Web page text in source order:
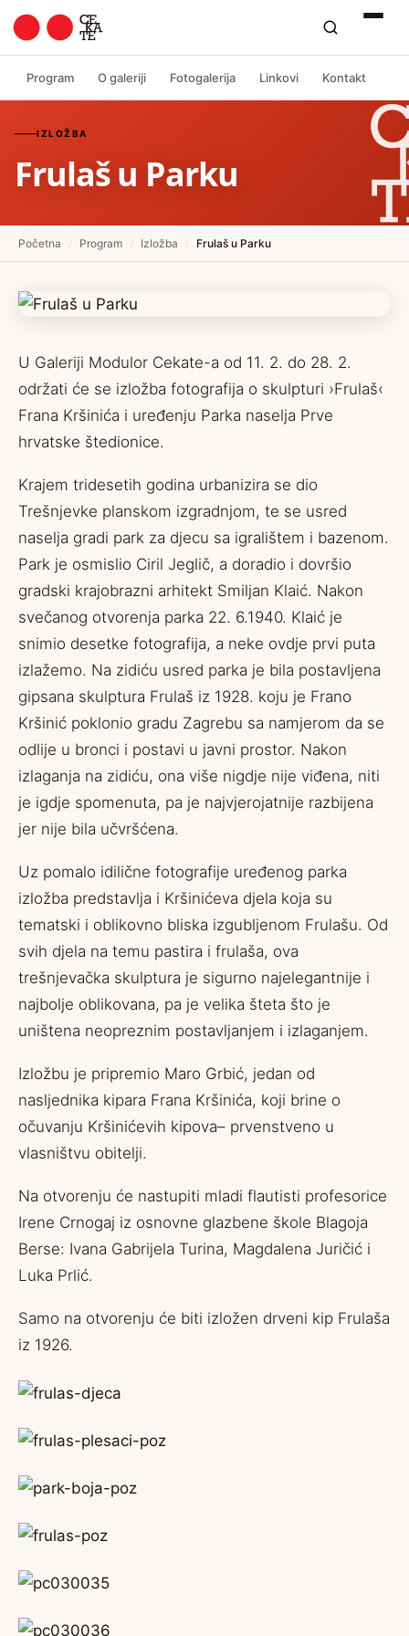
Program O galeriji Fotogalerija Linkovi Kontakt
IZLOŽBA
Frulaš u Parku
Početna Program Izložba Frulaš u Parku
U Galeriji Modulor Cekate-a od 11. 2. do 28. 2.
održati će se izložba fotografija o skulpturi ›Frulaš‹
Frana Kršinića i uređenju Parka naselja Prve
hrvatske štedionice.
Krajem tridesetih godina urbanizira se dio
Trešnjevke planskom izgradnjom, te se usred
naselja gradi park za djecu sa igralištem i bazenom.
Park je osmislio Ciril Jeglič, a doradio i dovršio
gradski krajobrazni arhitekt Smiljan Klaić. Nakon
svečanog otvorenja parka 22. 6.1940. Klaić je
snimio desetke fotografija, a neke ovdje prvi puta
izlažemo. Na zidiću usred parka je bila postavljena
gipsana skulptura Frulaš iz 1928. koju je Frano
Kršinić poklonio gradu Zagrebu sa namjerom da se
odlije u bronci i postavi u javni prostor. Nakon
izlaganja na zidiću, ona više nigdje nije viđena, niti
je igdje spomenuta, pa je najvjerojatnije razbijena
jer nije bila učvršćena.
Uz pomalo idilične fotografije uređenog parka
izložba predstavlja i Kršinićeva djela koja su
tematski i oblikovno bliska izgubljenom Frulašu. Od
svih djela na temu pastira i frulaša, ova
trešnjevačka skulptura je sigurno najelegantnije i
najbolje oblikovana, pa je velika šteta što je
uništena neopreznim postavljanjem i izlaganjem.
Izložbu je pripremio Maro Grbić, jedan od
nasljednika kipara Frana Kršinića, koji brine o
očuvanju Kršinićevih kipova– prvenstveno u
vlasništvu obitelji.
Na otvorenju će nastupiti mladi flautisti profesorice
Irene Crnogaj iz osnovne glazbene škole Blagoja
Berse: Ivana Gabrijela Turina, Magdalena Juričić i
Luka Prlić.
Samo na otvorenju će biti izložen drveni kip Frulaša
iz 1926.